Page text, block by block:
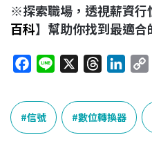
※探索職場，透視薪資行
百科】幫助你找到最適合
c
e
b
e
r
e
a
n
k
e
信號 數位轉換器